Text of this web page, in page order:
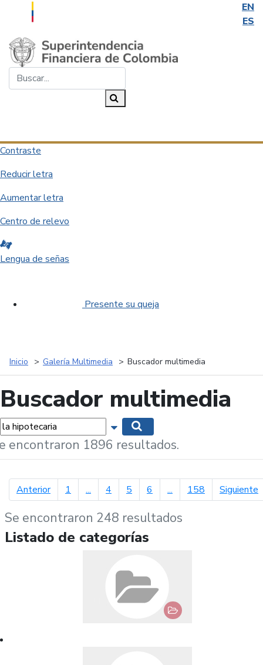
EN
ES
Saltar al contenido principal
Contraste
Reducir letra
Aumentar letra
Centro de relevo
Lengua de señas
Presente su queja
Inicio Galería Multimedia Buscador multimedia
Buscador multimedia
Mostrar opciones de búsqueda
encontraron 1896 resultados.
Anteriorpágina anterior
1 ... 4 5 6 ... 158 Siguiente
Se encontraron 248 resultados
Listado de categorías